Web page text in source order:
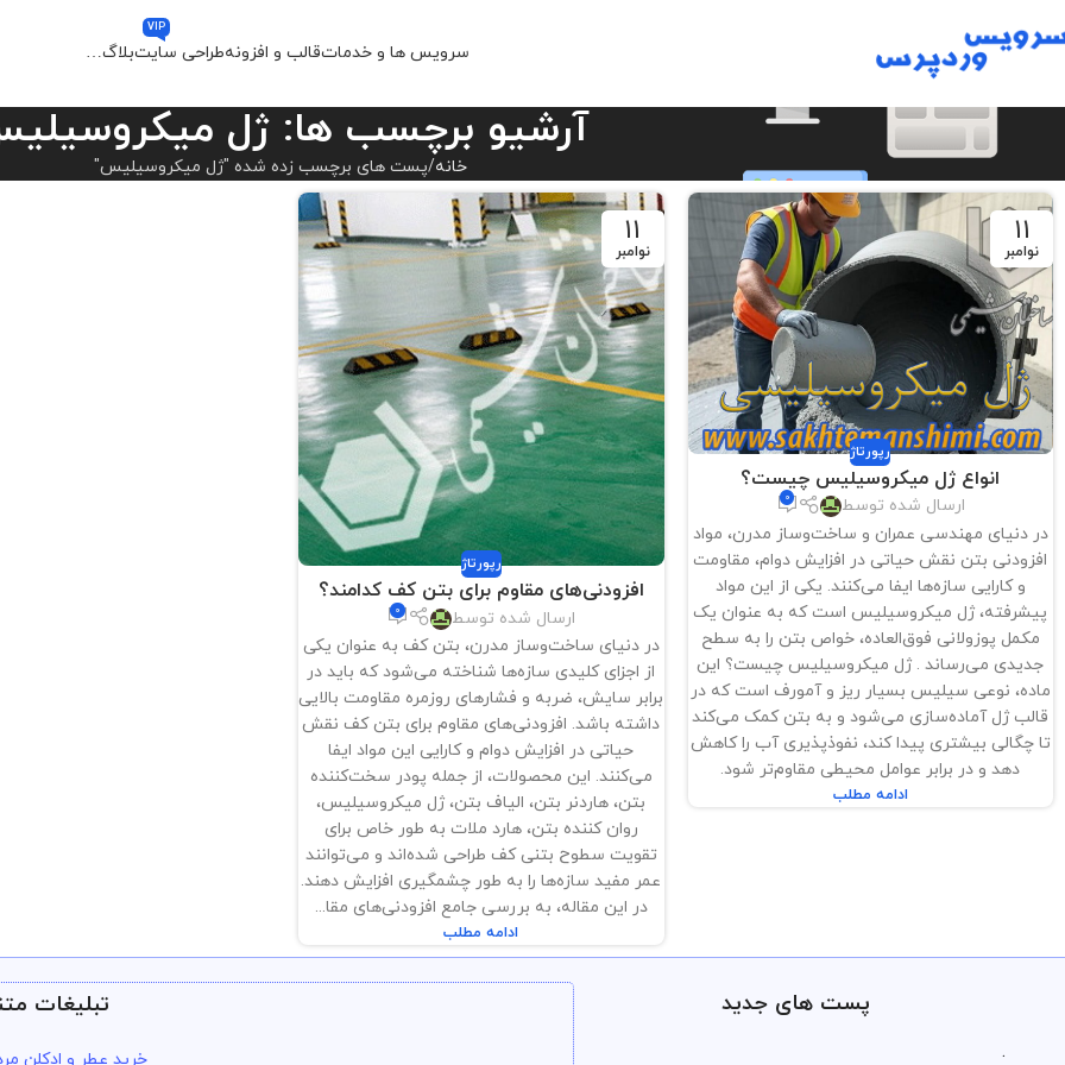
سرویس ها و خدماتقالب و افزونهطراحی سایت
VIP
بلاگ…
آرشیو برچسب ها: ژل
خانه پست های برچسب زده شده "ژل میکروسیلیس"
11
نوامبر
رپورتاژ
انواع ژل میکروسیلیس چیست؟
ارسال شده توسط 0
در دنیای مهندسی عمران و ساخت‌وساز مدرن، مواد
افزودنی بتن نقش حیاتی در افزایش دوام، مقاومت
و کارایی سازه‌ها ایفا می‌کنند. یکی از این مواد
پیشرفته، ژل میکروسیلیس است که به عنوان یک
مکمل پوزولانی فوق‌العاده، خواص بتن را به سطح
جدیدی می‌رساند . ژل میکروسیلیس چیست؟ این
ماده، نوعی سیلیس بسیار ریز و آمورف است که در
قالب ژل آماده‌سازی می‌شود و به بتن کمک می‌کند
تا چگالی بیشتری پیدا کند، نفوذپذیری آب را کاهش
دهد و در برابر عوامل محیطی مقاوم‌تر شود.
ادامه مطلب
11
نوامبر
رپورتاژ
افزودنی‌های مقاوم برای بتن کف کدامند؟
ارسال شده توسط 0
در دنیای ساخت‌وساز مدرن، بتن کف به عنوان یکی
از اجزای کلیدی سازه‌ها شناخته می‌شود که باید در
برابر سایش، ضربه و فشارهای روزمره مقاومت بالایی
داشته باشد. افزودنی‌های مقاوم برای بتن کف نقش
حیاتی در افزایش دوام و کارایی این مواد ایفا
می‌کنند. این محصولات، از جمله پودر سخت‌کننده
بتن، هاردنر بتن، الیاف بتن، ژل میکروسیلیس،
روان کننده بتن، هارد ملات به طور خاص برای
تقویت سطوح بتنی کف طراحی شده‌اند و می‌توانند
عمر مفید سازه‌ها را به طور چشمگیری افزایش دهند.
در این مقاله، به بررسی جامع افزودنی‌های مقا...
ادامه مطلب
پست های جدید
.
تبلیغات
خرید عطر و ادکلن